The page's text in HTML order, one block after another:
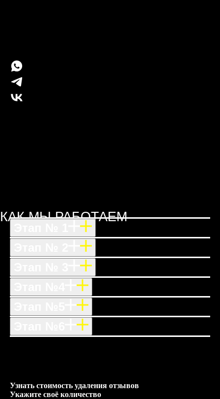
КАК МЫ РАБОТАЕМ
Узнать стоимость удаления отзывов
Укажите своё количество